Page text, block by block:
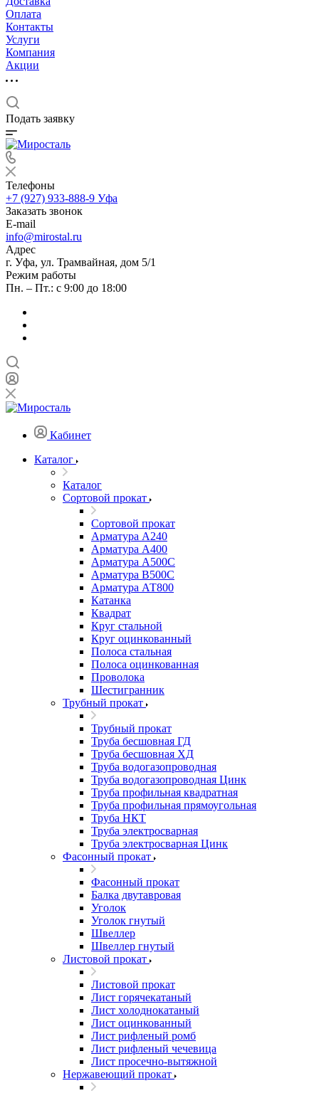
Оплата
Контакты
Услуги
Компания
Акции
Подать заявку
Телефоны
+7 (927) 933-888-9 Уфа
Заказать звонок
E-mail
info@mirostal.ru
Адрес
г. Уфа, ул. Трамвайная, дом 5/1
Режим работы
Пн. – Пт.: с 9:00 до 18:00
Кабинет
Каталог
Каталог
Сортовой прокат
Сортовой прокат
Арматура А240
Арматура А400
Арматура А500C
Арматура В500С
Арматура АТ800
Катанка
Квадрат
Круг стальной
Круг оцинкованный
Полоса стальная
Полоса оцинкованная
Проволока
Шестигранник
Трубный прокат
Трубный прокат
Труба бесшовная ГД
Труба бесшовная ХД
Труба водогазопроводная
Труба водогазопроводная Цинк
Труба профильная квадратная
Труба профильная прямоугольная
Труба НКТ
Труба электросварная
Труба электросварная Цинк
Фасонный прокат
Фасонный прокат
Балка двутавровая
Уголок
Уголок гнутый
Швеллер
Швеллер гнутый
Листовой прокат
Листовой прокат
Лист горячекатаный
Лист холоднокатаный
Лист оцинкованный
Лист рифленый ромб
Лист рифленый чечевица
Лист просечно-вытяжной
Нержавеющий прокат